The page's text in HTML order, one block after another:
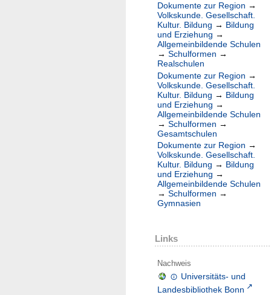
Dokumente zur Region →
Volkskunde. Gesellschaft.
Kultur. Bildung → Bildung
und Erziehung →
Allgemeinbildende Schulen
→ Schulformen →
Realschulen
Dokumente zur Region →
Volkskunde. Gesellschaft.
Kultur. Bildung → Bildung
und Erziehung →
Allgemeinbildende Schulen
→ Schulformen →
Gesamtschulen
Dokumente zur Region →
Volkskunde. Gesellschaft.
Kultur. Bildung → Bildung
und Erziehung →
Allgemeinbildende Schulen
→ Schulformen →
Gymnasien
Links
Nachweis
Universitäts- und
Landesbibliothek Bonn